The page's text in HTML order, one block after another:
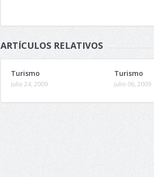
ARTÍCULOS RELATIVOS
Turismo
julio 24, 2009
Turismo
julio 06, 2009